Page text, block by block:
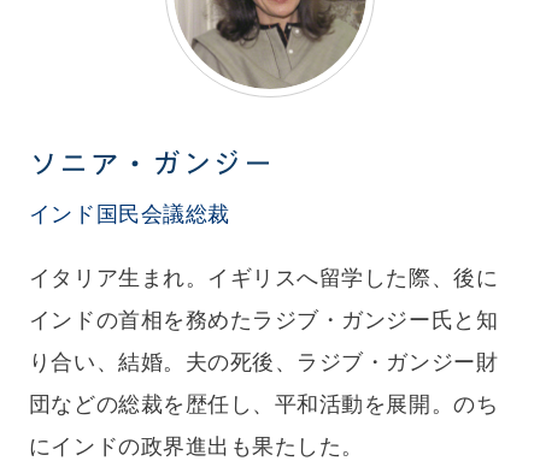
ソニア・ガンジー
インド国民会議総裁
イタリア生まれ。イギリスへ留学した際、後に
インドの首相を務めたラジブ・ガンジー氏と知
り合い、結婚。夫の死後、ラジブ・ガンジー財
団などの総裁を歴任し、平和活動を展開。のち
にインドの政界進出も果たした。